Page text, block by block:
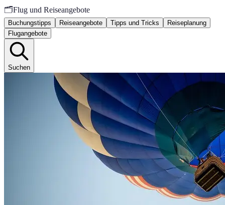
🗂️Flug und Reiseangebote
Buchungstipps Reiseangebote Tipps und Tricks
Reiseplanung
Flugangebote
Suchen